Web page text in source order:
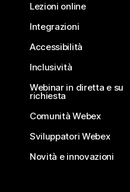
Lezioni online
Integrazioni
Accessibilità
Inclusività
Webinar in diretta e su
richiesta
Comunità Webex
Sviluppatori Webex
Novità e innovazioni